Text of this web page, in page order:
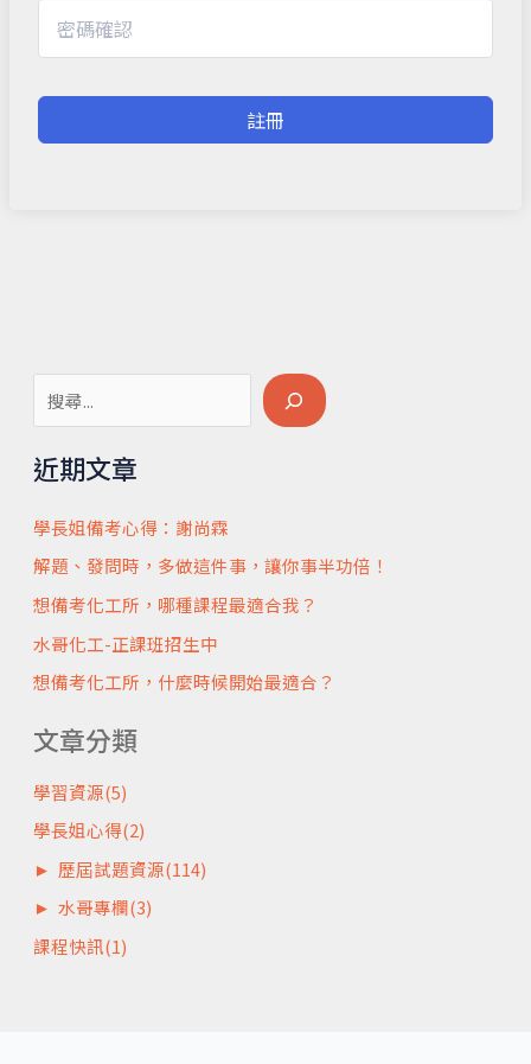
尋
近期文章
學長姐備考心得：謝尚霖
解題、發問時，多做這件事，讓你事半功倍！
想備考化工所，哪種課程最適合我？
水哥化工-正課班招生中
想備考化工所，什麼時候開始最適合？
文章分類
學習資源(5)
學長姐心得(2)
► 歷屆試題資源(114)
► 水哥專欄(3)
課程快訊(1)
註冊